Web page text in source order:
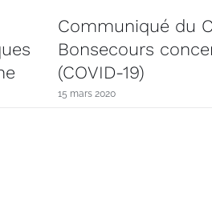
Communiqué du
Bonsecours
(COVID-19)
15 mars 2020